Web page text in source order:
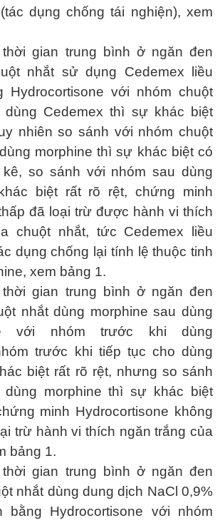
dụng chống tái nghiện), xem
gian trung bình ở ngăn đen
nhắt sử dụng Cedemex liều
Hydrocortisone với nhóm chuột
Cedemex thì sự khác biệt
nhiên so sánh với nhóm chuột
morphine thì sự khác biệt có
so sánh với nhóm sau dùng
biệt rất rõ rệt, chứng minh
đã loại trừ được hành vi thích
chuột nhắt, tức Cedemex liều
dụng chống lại tính lệ thuộc tinh
xem bảng 1.
gian trung bình ở ngăn đen
nhắt dùng morphine sau dùng
với nhóm trước khi dùng
trước khi tiếp tục cho dùng
biệt rất rõ rệt, nhưng so sánh
morphine thì sự khác biệt
minh Hydrocortisone không
trừ hành vi thích ngăn trắng của
bảng 1.
gian trung bình ở ngăn đen
nhắt dùng dung dịch NaCl 0,9%
bằng Hydrocortisone với nhóm